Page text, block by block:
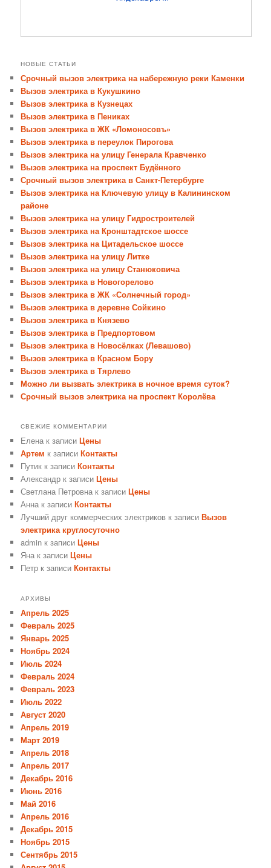
НОВЫЕ СТАТЬИ
Срочный вызов электрика на набережную реки Каменки
Вызов электрика в Кукушкино
Вызов электрика в Кузнецах
Вызов электрика в Пениках
Вызов электрика в ЖК «Ломоносовъ»
Вызов электрика в переулок Пирогова
Вызов электрика на улицу Генерала Кравченко
Вызов электрика на проспект Будённого
Срочный вызов электрика в Санкт-Петербурге
Вызов электрика на Ключевую улицу в Калининском
районе
Вызов электрика на улицу Гидростроителей
Вызов электрика на Кронштадтское шоссе
Вызов электрика на Цитадельское шоссе
Вызов электрика на улицу Литке
Вызов электрика на улицу Станюковича
Вызов электрика в Новогорелово
Вызов электрика в ЖК «Солнечный город»
Вызов электрика в деревне Сойкино
Вызов электрика в Князево
Вызов электрика в Предпортовом
Вызов электрика в Новосёлках (Левашово)
Вызов электрика в Красном Бору
Вызов электрика в Тярлево
Можно ли вызвать электрика в ночное время суток?
Срочный вызов электрика на проспект Королёва
СВЕЖИЕ КОММЕНТАРИИ
Елена к записиЦены
Артем к записиКонтакты
Путик к записиКонтакты
Александр к записиЦены
Светлана Петровна к записиЦены
Анна к записиКонтакты
Лучший друг коммерческих электриков к записиВызов
электрика круглосуточно
admin к записиЦены
Яна к записиЦены
Петр к записиКонтакты
АРХИВЫ
Апрель 2025
Февраль 2025
Январь 2025
Ноябрь 2024
Июль 2024
Февраль 2024
Февраль 2023
Июль 2022
Август 2020
Апрель 2019
Март 2019
Апрель 2018
Апрель 2017
Декабрь 2016
Июнь 2016
Май 2016
Апрель 2016
Декабрь 2015
Ноябрь 2015
Сентябрь 2015